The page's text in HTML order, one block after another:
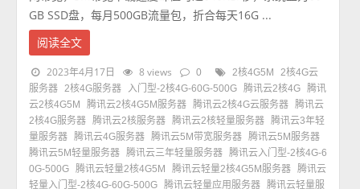
GB SSD盘，每月500GB流量包，折合每天16G ...
阅读全文
2023年4月17日 8 views 0 2核4G5M
2核4G云
服务器 2核4G服务器 入门型-2核4G-60G-500G 腾讯云2核4G 腾讯
云2核4G5M
腾讯云2核4G5M服务器 腾讯云2核4G云服务器 腾讯云
2核4G服务器 腾讯云2核服务器 腾讯云2核轻量服务器 腾讯云3年轻
量服务器 腾讯云4G服务器 腾讯云5M带宽服务器 腾讯云5M服务器
腾讯云5M轻量服务器 腾讯云三年轻量服务器 腾讯云入门型-2核4G-6
0G-500G 腾讯云轻量2核4G5M 腾讯云轻量2核4G5M服务器 腾讯云
轻量入门型-2核4G-60G-500G 腾讯云轻量应用服务器 腾讯云轻量服